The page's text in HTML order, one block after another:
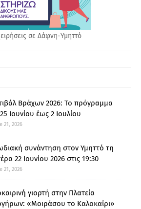
σε Δάφνη-Υμηττό
Βράχων 2026: Το πρόγραμμα
Ιουνίου έως 2 Ιουλίου
21, 2026
συνάντηση στον Υμηττό τη
22 Ιουνίου 2026 στις 19:30
21, 2026
γιορτή στην Πλατεία
«Μοιράσου το Καλοκαίρι»